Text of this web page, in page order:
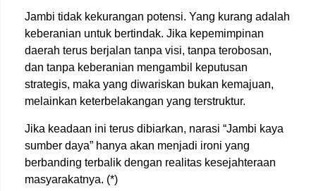
Jambi tidak kekurangan potensi. Yang kurang adalah
keberanian untuk bertindak. Jika kepemimpinan
daerah terus berjalan tanpa visi, tanpa terobosan,
dan tanpa keberanian mengambil keputusan
strategis, maka yang diwariskan bukan kemajuan,
melainkan keterbelakangan yang terstruktur.
Jika keadaan ini terus dibiarkan, narasi “Jambi kaya
sumber daya” hanya akan menjadi ironi yang
berbanding terbalik dengan realitas kesejahteraan
masyarakatnya. (*)